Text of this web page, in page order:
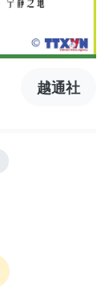
越通社